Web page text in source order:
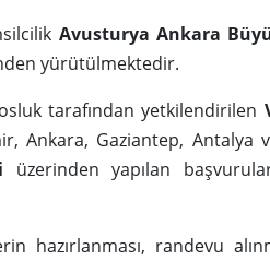
Avusturya Ankara
yürütülmektedir.
tarafından yetkilendirilen
Ankara, Gaziantep,
üzerinden yapılan
hazırlanması, randevu